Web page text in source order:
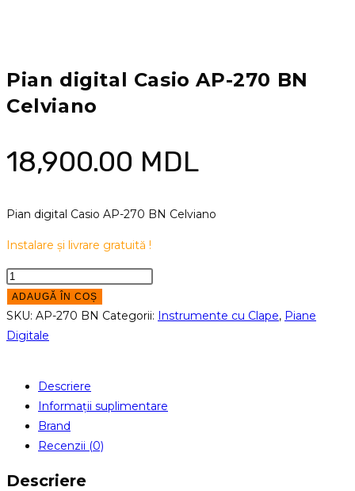
Pian digital Casio AP-270 BN
Celviano
18,900.00 MDL
Pian digital Casio AP-270 BN Celviano
Instalare și livrare gratuită !
Cantitate
Pian
digital
Casio
Celviano
ADAUGĂ ÎN COȘ
SKU: AP-270 BN Categorii: Instrumente cu Clape, Piane
Digitale
Descriere
Informații suplimentare
Brand
Recenzii (0)
Descriere